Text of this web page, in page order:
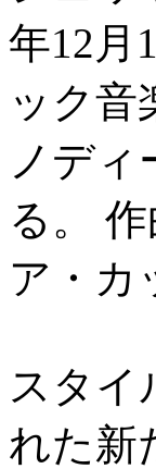
年12月
ック音
ノデ
る。
ア・カ
スタイ
れた新